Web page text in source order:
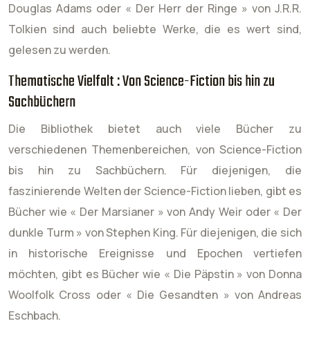
Douglas Adams oder « Der Herr der Ringe » von J.R.R.
Tolkien sind auch beliebte Werke, die es wert sind,
gelesen zu werden.
Thematische Vielfalt : Von Science-Fiction bis hin zu
Sachbüchern
Die Bibliothek bietet auch viele Bücher zu
verschiedenen Themenbereichen, von Science-Fiction
bis hin zu Sachbüchern. Für diejenigen, die
faszinierende Welten der Science-Fiction lieben, gibt es
Bücher wie « Der Marsianer » von Andy Weir oder « Der
dunkle Turm » von Stephen King. Für diejenigen, die sich
in historische Ereignisse und Epochen vertiefen
möchten, gibt es Bücher wie « Die Päpstin » von Donna
Woolfolk Cross oder « Die Gesandten » von Andreas
Eschbach.